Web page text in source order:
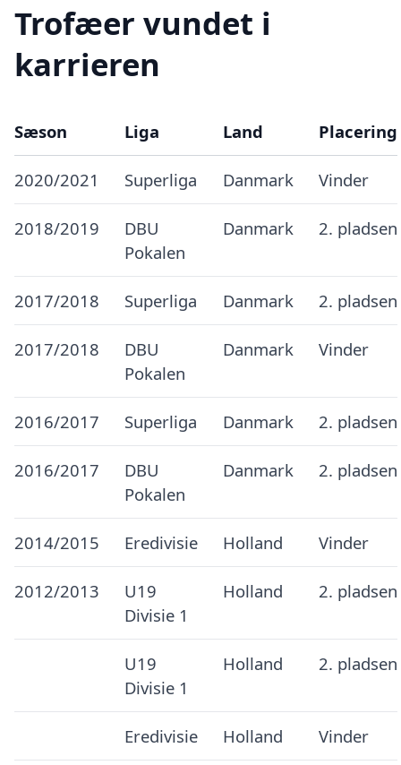
Trofæer vundet i
karrieren
Sæson Liga Land Placering
2020/2021 Superliga Danmark Vinder
2018/2019
DBU
Pokalen
Danmark 2. pladsen
2017/2018 Superliga Danmark 2. pladsen
2017/2018
DBU
Pokalen
Danmark Vinder
2016/2017 Superliga Danmark 2. pladsen
2016/2017
DBU
Pokalen
Danmark 2. pladsen
2014/2015 Eredivisie Holland Vinder
2012/2013
U19
Divisie 1
Holland 2. pladsen
U19
Divisie 1
Holland 2. pladsen
Eredivisie Holland Vinder